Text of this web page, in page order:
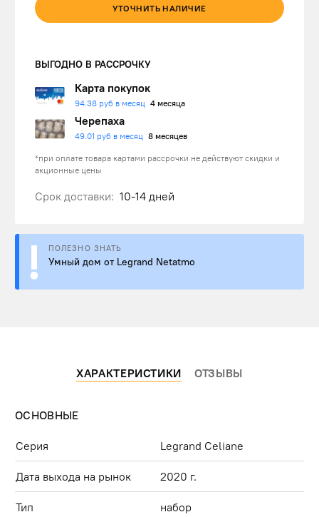
УТОЧНИТЬ НАЛИЧИЕ
ВЫГОДНО В РАССРОЧКУ
Карта покупок
94.38 руб в месяц 4 месяца
Черепаха
49.01 руб в месяц 8 месяцев
*при оплате товара картами рассрочки не действуют скидки и
акционные цены
Срок доставки: 10-14 дней
ПОЛЕЗНО ЗНАТЬ
Умный дом от Legrand Netatmo
ХАРАКТЕРИСТИКИ ОТЗЫВЫ
ОСНОВНЫЕ
Серия Legrand Celiane
Дата выхода на рынок 2020 г.
Тип набор